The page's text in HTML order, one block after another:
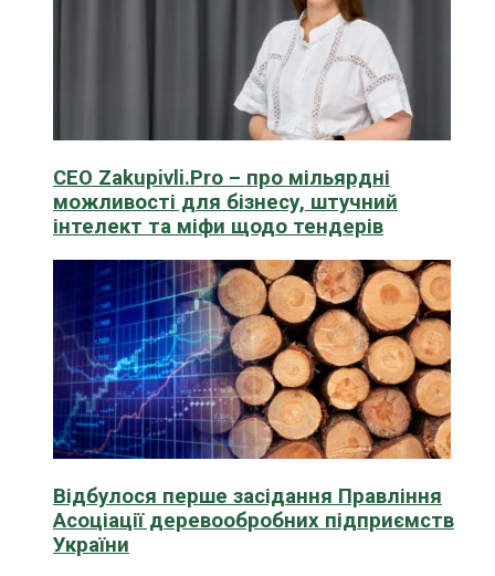
CEO Zakupivli.Pro – про мільярдні
можливості для бізнесу, штучний
інтелект та міфи щодо тендерів
Відбулося перше засідання Правління
Асоціації деревообробних підприємств
України